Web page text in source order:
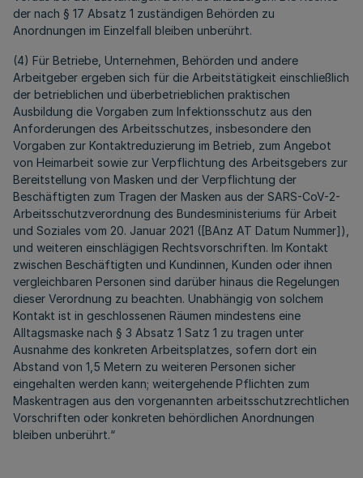
der nach § 17 Absatz 1 zuständigen Behörden zu
Anordnungen im Einzelfall bleiben unberührt.
(4) Für Betriebe, Unternehmen, Behörden und andere
Arbeitgeber ergeben sich für die Arbeitstätigkeit einschließlich
der betrieblichen und überbetrieblichen praktischen
Ausbildung die Vorgaben zum Infektionsschutz aus den
Anforderungen des Arbeitsschutzes, insbesondere den
Vorgaben zur Kontaktreduzierung im Betrieb, zum Angebot
von Heimarbeit sowie zur Verpflichtung des Arbeitsgebers zur
Bereitstellung von Masken und der Verpflichtung der
Beschäftigten zum Tragen der Masken aus der SARS-CoV-2-
Arbeitsschutzverordnung des Bundesministeriums für Arbeit
und Soziales vom 20. Januar 2021 ([BAnz AT Datum Nummer]),
und weiteren einschlägigen Rechtsvorschriften. Im Kontakt
zwischen Beschäftigten und Kundinnen, Kunden oder ihnen
vergleichbaren Personen sind darüber hinaus die Regelungen
dieser Verordnung zu beachten. Unabhängig von solchem
Kontakt ist in geschlossenen Räumen mindestens eine
Alltagsmaske nach § 3 Absatz 1 Satz 1 zu tragen unter
Ausnahme des konkreten Arbeitsplatzes, sofern dort ein
Abstand von 1,5 Metern zu weiteren Personen sicher
eingehalten werden kann; weitergehende Pflichten zum
Maskentragen aus den vorgenannten arbeitsschutzrechtlichen
Vorschriften oder konkreten behördlichen Anordnungen
bleiben unberührt.“